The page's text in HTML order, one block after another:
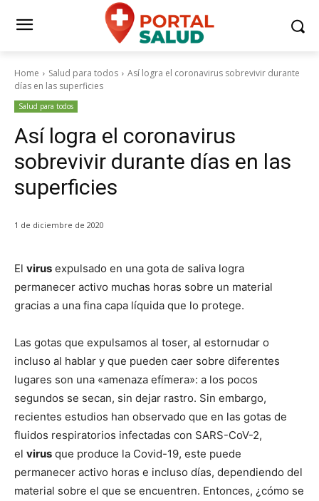
Home Salud para todos
Así logra el coronavirus sobrevivir durante
días en las superficies
Salud para todos
Así logra el coronavirus
sobrevivir durante días en las
superficies
1 de diciembre de 2020
El virus expulsado en una gota de saliva logra
permanecer activo muchas horas sobre un material
gracias a una fina capa líquida que lo protege.
Las gotas que expulsamos al toser, al estornudar o
incluso al hablar y que pueden caer sobre diferentes
lugares son una «amenaza efímera»: a los pocos
segundos se secan, sin dejar rastro. Sin embargo,
recientes estudios han observado que en las gotas de
fluidos respiratorios infectadas con SARS-CoV-2,
el virus que produce la Covid-19, este puede
permanecer activo horas e incluso días, dependiendo del
material sobre el que se encuentren. Entonces, ¿cómo se